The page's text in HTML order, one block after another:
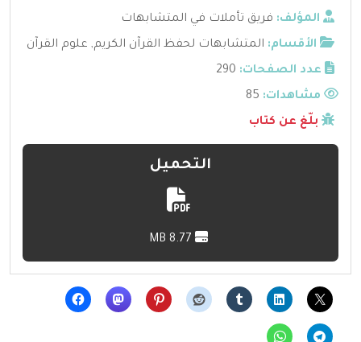
المؤلف: فريق تأملات في المتشابهات
الأقسام: المتشابهات لحفظ القرآن الكريم, علوم القرآن
عدد الصفحات: 290
مشاهدات:
بلّغ عن كتاب
التحميل